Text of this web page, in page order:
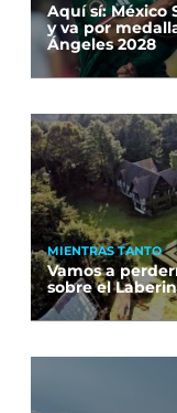
Aquí sí: México
y va por
Ángeles 2028
MIENTRAS TANTO
Vamos a
sobre el